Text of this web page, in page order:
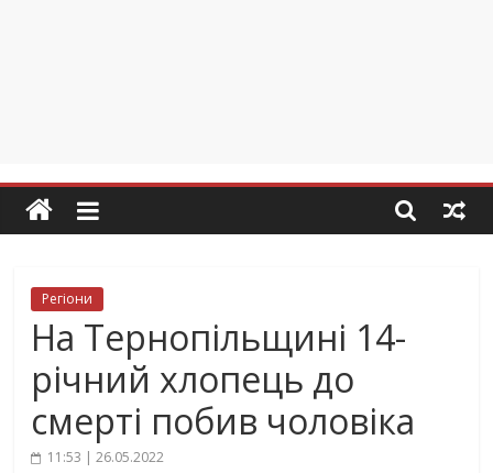
Регіони
На Тернопільщині 14-
річний хлопець до
смерті побив чоловіка
11:53 | 26.05.2022